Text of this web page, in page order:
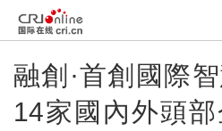
融創·首創國際
14家國內外頭